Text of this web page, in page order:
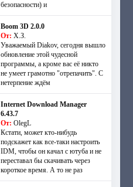
безопасности) и
Boom 3D 2.0.0
От: Х.З.
Уважаемый Diakov, сегодня вышло
обновление этой чудесной
программы, а кроме вас её никто
не умеет грамотно "отрепачить". С
нетерпение ждём
Internet Download Manager
6.43.7
От: OlegL
Кстати, может кто-нибудь
подскажет как все-таки настроить
IDM, чтобы он качал с ютуба и не
переставал бы скачивать через
короткое время. А то не раз